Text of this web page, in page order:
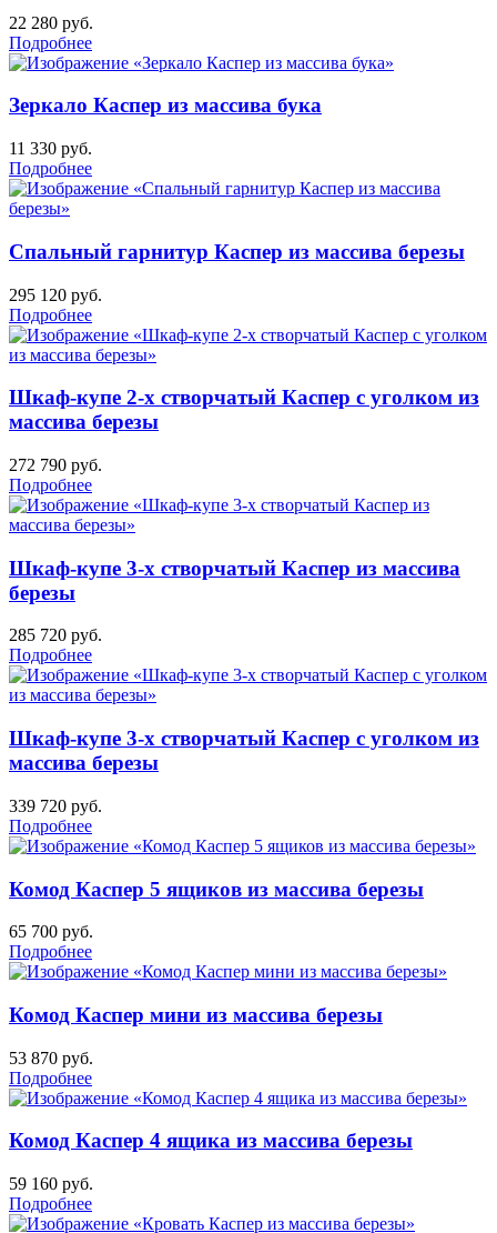
22 280 руб.
Подробнее
Зеркало Каспер из массива бука
11 330 руб.
Подробнее
Спальный гарнитур Каспер из массива березы
295 120 руб.
Подробнее
Шкаф-купе 2-х створчатый Каспер с уголком из
массива березы
272 790 руб.
Подробнее
Шкаф-купе 3-х створчатый Каспер из массива
березы
285 720 руб.
Подробнее
Шкаф-купе 3-х створчатый Каспер с уголком из
массива березы
339 720 руб.
Подробнее
Комод Каспер 5 ящиков из массива березы
65 700 руб.
Подробнее
Комод Каспер мини из массива березы
53 870 руб.
Подробнее
Комод Каспер 4 ящика из массива березы
59 160 руб.
Подробнее